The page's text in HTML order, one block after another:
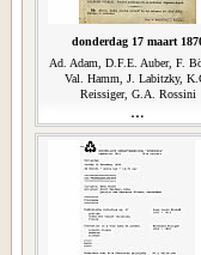
donderdag 17 maart
Ad. Adam, D.F.E. Auber, F.
Val. Hamm, J. Labitzky,
Reissiger, G.A. Rossini